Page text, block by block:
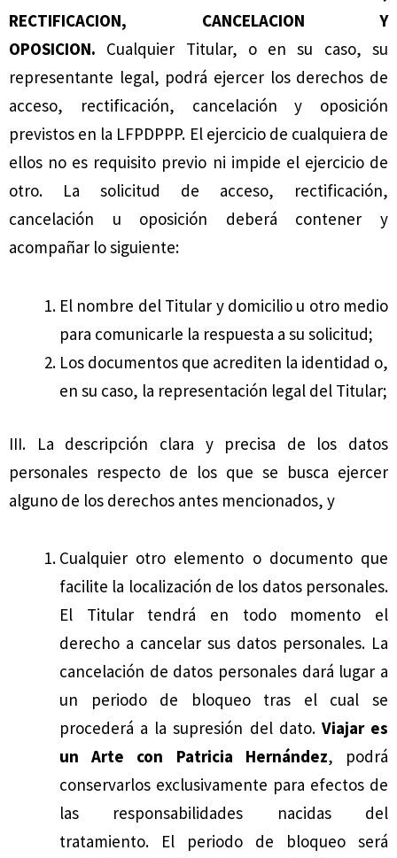
RECTIFICACION, CANCELACION Y
OPOSICION. Cualquier Titular, o en su caso, su
representante legal, podrá ejercer los derechos de
acceso, rectificación, cancelación y oposición
previstos en la LFPDPPP. El ejercicio de cualquiera de
ellos no es requisito previo ni impide el ejercicio de
otro. La solicitud de acceso, rectificación,
cancelación u oposición deberá contener y
acompañar lo siguiente:
El nombre del Titular y domicilio u otro medio
para comunicarle la respuesta a su solicitud;
Los documentos que acrediten la identidad o,
en su caso, la representación legal del Titular;
III. La descripción clara y precisa de los datos
personales respecto de los que se busca ejercer
alguno de los derechos antes mencionados, y
Cualquier otro elemento o documento que
facilite la localización de los datos personales.
El Titular tendrá en todo momento el
derecho a cancelar sus datos personales. La
cancelación de datos personales dará lugar a
un periodo de bloqueo tras el cual se
procederá a la supresión del dato. Viajar es
un Arte con Patricia Hernández, podrá
conservarlos exclusivamente para efectos de
las responsabilidades nacidas del
tratamiento. El periodo de bloqueo será